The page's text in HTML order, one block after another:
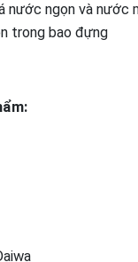
nước ngọn và nước
trong bao đựng